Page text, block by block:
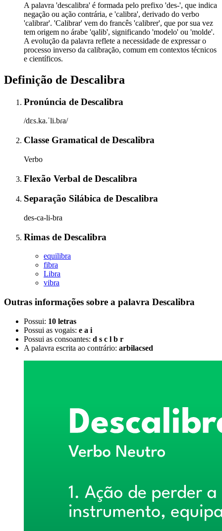
A palavra 'descalibra' é formada pelo prefixo 'des-', que indica
negação ou ação contrária, e 'calibra', derivado do verbo
'calibrar'. 'Calibrar' vem do francês 'calibrer', que por sua vez
tem origem no árabe 'qalib', significando 'modelo' ou 'molde'.
A evolução da palavra reflete a necessidade de expressar o
processo inverso da calibração, comum em contextos técnicos
e científicos.
Definição de Descalibra
Pronúncia de Descalibra
/dɛs.ka.ˈli.bɾa/
Classe Gramatical de Descalibra
Verbo
Flexão Verbal de Descalibra
Separação Silábica de Descalibra
des-ca-li-bra
Rimas de Descalibra
equilibra
fibra
Libra
vibra
Outras informações sobre a palavra Descalibra
Possui: 10 letras
Possui as vogais: e a i
Possui as consoantes: d s c l b r
A palavra escrita ao contrário: arbilacsed